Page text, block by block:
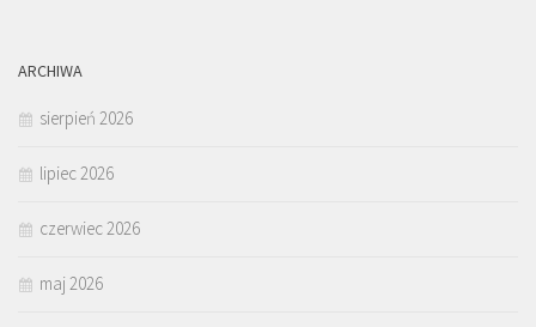
ARCHIWA
sierpień 2026
lipiec 2026
czerwiec 2026
maj 2026